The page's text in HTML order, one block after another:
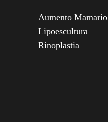
Aumento Mamario
Lipoescultura
Rinoplastia